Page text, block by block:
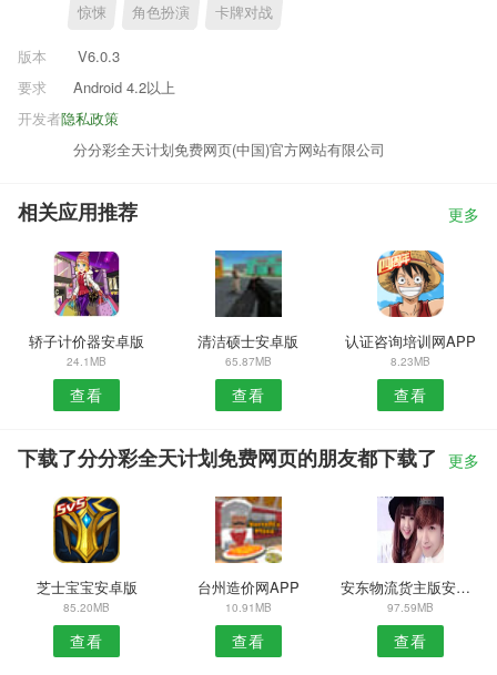
惊悚 角色扮演 卡牌对战
版本
V6.0.3
要求
Android 4.2以上
隐私政策
开发者
分分彩全天计划免费网页(中国)官方网站有限公司
相关应用推荐 更多
轿子计价器安卓版
24.1MB
查看
清洁硕士安卓版
65.87MB
查看
认证咨询培训网APP
8.23MB
查看
下载了分分彩全天计划免费网页的朋友都下载了 更多
芝士宝宝安卓版
85.20MB
查看
台州造价网APP
10.91MB
查看
安东物流货主版安卓版
97.59MB
查看